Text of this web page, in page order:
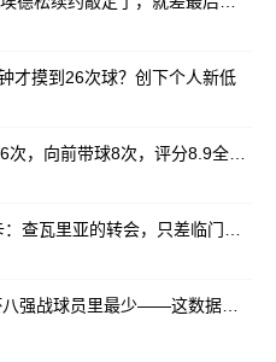
才摸到26次球？创下个人新低